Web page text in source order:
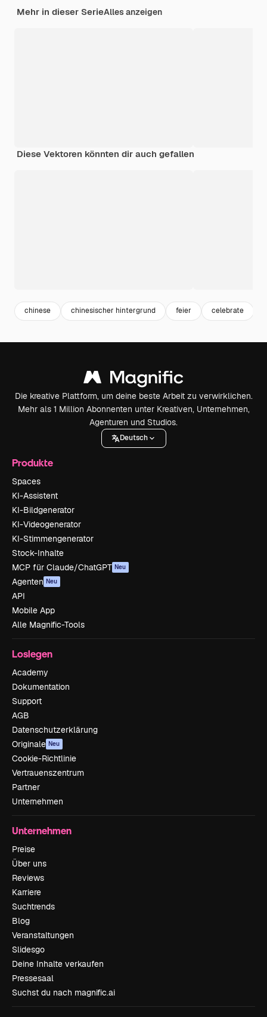
Mehr in dieser SerieAlles anzeigen
Diese Vektoren könnten dir auch gefallen
chinese chinesischer hintergrund feier celebrate
Die kreative Plattform, um deine beste Arbeit zu verwirklichen.
Mehr als 1 Million Abonnenten unter Kreativen, Unternehmen,
Agenturen und Studios.
Deutsch
Produkte
Spaces
KI-Assistent
KI-Bildgenerator
KI-Videogenerator
KI-Stimmengenerator
Stock-Inhalte
MCP für Claude/ChatGPT Neu
Agenten Neu
API
Mobile App
Alle Magnific-Tools
Loslegen
Academy
Dokumentation
Support
AGB
Datenschutzerklärung
Originale Neu
Cookie-Richtlinie
Vertrauenszentrum
Partner
Unternehmen
Unternehmen
Preise
Über uns
Reviews
Karriere
Suchtrends
Blog
Veranstaltungen
Slidesgo
Deine Inhalte verkaufen
Pressesaal
Suchst du nach magnific.ai